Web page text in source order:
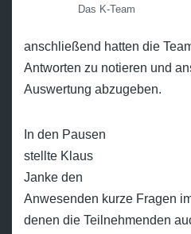
Das K-Team
anschließend hatten die
Antworten zu notieren und
Auswertung abzugeben.
In den Pausen
stellte Klaus
Janke den
Anwesenden kurze Fragen
denen die Teilnehmenden